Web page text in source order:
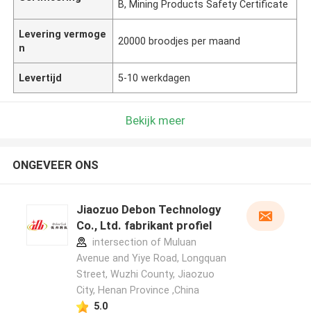
B, Mining Products Safety Certificate
Levering vermoge
n
20000 broodjes per maand
Levertijd 5-10 werkdagen
Bekijk meer
ONGEVEER ONS
Jiaozuo Debon Technology
Co., Ltd. fabrikant profiel
intersection of Muluan
Avenue and Yiye Road, Longquan
Street, Wuzhi County, Jiaozuo
City, Henan Province ,China
5.0